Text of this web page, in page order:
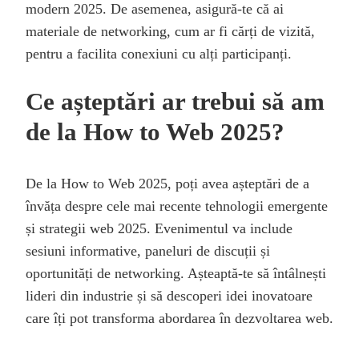
modern 2025. De asemenea, asigură-te că ai
materiale de networking, cum ar fi cărți de vizită,
pentru a facilita conexiuni cu alți participanți.
Ce așteptări ar trebui să am
de la How to Web 2025?
De la How to Web 2025, poți avea așteptări de a
învăța despre cele mai recente tehnologii emergente
și strategii web 2025. Evenimentul va include
sesiuni informative, paneluri de discuții și
oportunități de networking. Așteaptă-te să întâlnești
lideri din industrie și să descoperi idei inovatoare
care îți pot transforma abordarea în dezvoltarea web.